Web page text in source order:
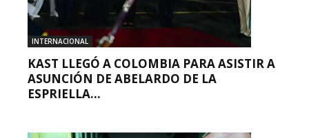
INTERNACIONAL
KAST LLEGÓ A COLOMBIA PARA ASISTIR A
ASUNCIÓN DE ABELARDO DE LA
ESPRIELLA...